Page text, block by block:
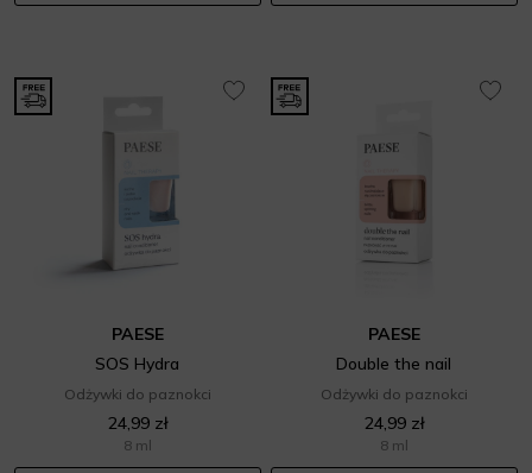
PAESE
SOS Hydra
Odżywki do paznokci
24,99 zł
8 ml
PAESE
Double the nail
Odżywki do paznokci
24,99 zł
8 ml